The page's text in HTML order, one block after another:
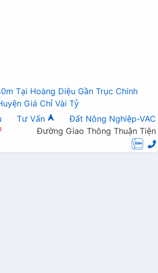
Tại Hoàng Diệu Gần Trục Chính
Giá Chỉ Vài Tỷ
Tư Vấn
Đất Nông Nghiệp-VAC
Đường Giao Thông Thuận Tiện